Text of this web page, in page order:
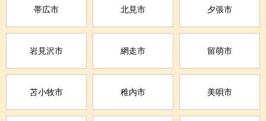
帯広市 北見市 夕張市
岩見沢市 網走市 留萌市
苫小牧市 稚内市 美唄市